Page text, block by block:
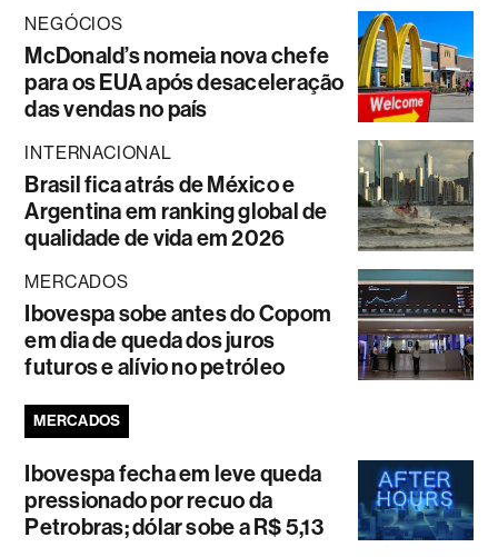
NEGÓCIOS
McDonald’s nomeia nova chefe
para os EUA após desaceleração
das vendas no país
INTERNACIONAL
Brasil fica atrás de México e
Argentina em ranking global de
qualidade de vida em 2026
MERCADOS
Ibovespa sobe antes do Copom
em dia de queda dos juros
futuros e alívio no petróleo
MERCADOS
Ibovespa fecha em leve queda
pressionado por recuo da
Petrobras; dólar sobe a R$ 5,13